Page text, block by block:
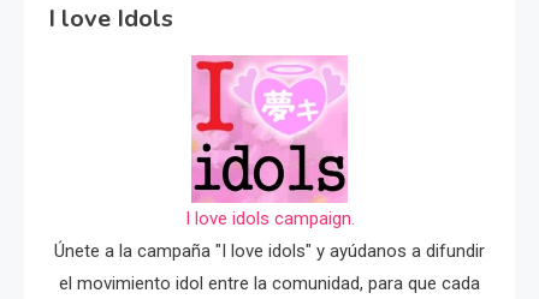
I love Idols
I love idols campaign.
Únete a la campaña "I love idols" y ayúdanos a difundir
el movimiento idol entre la comunidad, para que cada